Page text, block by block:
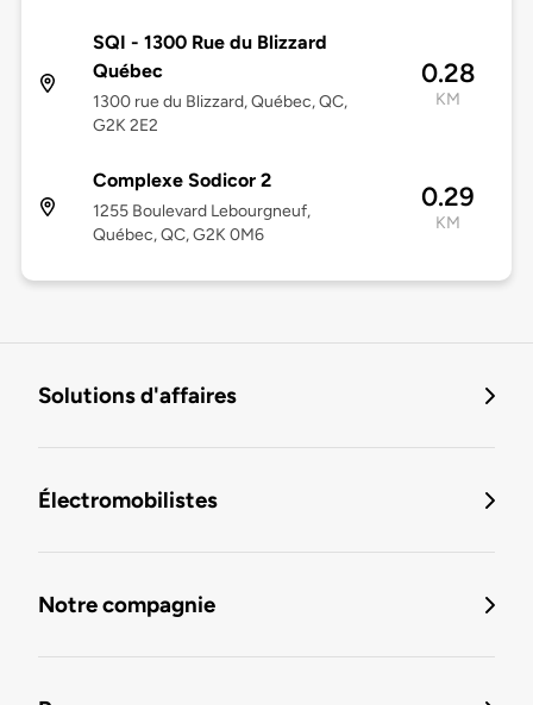
SQI - 1300 Rue du Blizzard
Québec
1300 rue du Blizzard, Québec, QC,
G2K 2E2
0.28
KM
Complexe Sodicor 2
1255 Boulevard Lebourgneuf,
Québec, QC, G2K 0M6
0.29
KM
Solutions d'affaires
Électromobilistes
Notre compagnie